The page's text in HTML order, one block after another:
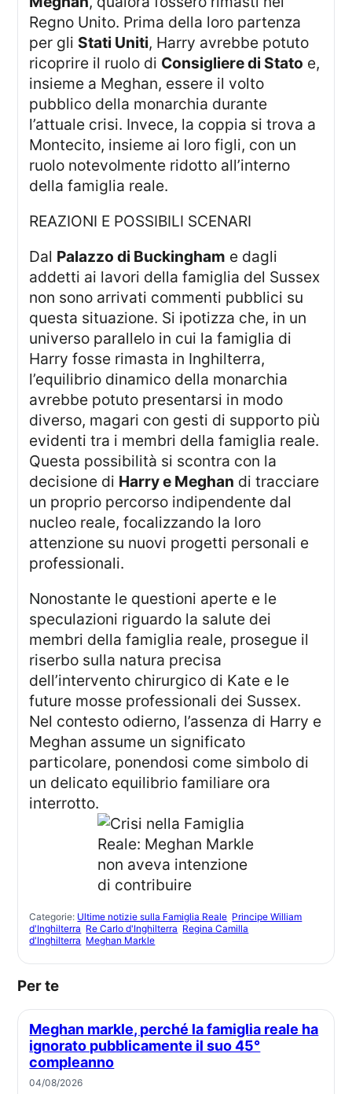
Regno Unito. Prima della loro partenza
per gli Stati Uniti, Harry avrebbe potuto
ricoprire il ruolo di Consigliere di Stato e,
insieme a Meghan, essere il volto
pubblico della monarchia durante
l’attuale crisi. Invece, la coppia si trova a
Montecito, insieme ai loro figli, con un
ruolo notevolmente ridotto all’interno
della famiglia reale.
REAZIONI E POSSIBILI SCENARI
Dal Palazzo di Buckingham e dagli
addetti ai lavori della famiglia del Sussex
non sono arrivati commenti pubblici su
questa situazione. Si ipotizza che, in un
universo parallelo in cui la famiglia di
Harry fosse rimasta in Inghilterra,
l’equilibrio dinamico della monarchia
avrebbe potuto presentarsi in modo
diverso, magari con gesti di supporto più
evidenti tra i membri della famiglia reale.
Questa possibilità si scontra con la
decisione di Harry e Meghan di tracciare
un proprio percorso indipendente dal
nucleo reale, focalizzando la loro
attenzione su nuovi progetti personali e
professionali.
Nonostante le questioni aperte e le
speculazioni riguardo la salute dei
membri della famiglia reale, prosegue il
riserbo sulla natura precisa
dell’intervento chirurgico di Kate e le
future mosse professionali dei Sussex.
Nel contesto odierno, l’assenza di Harry e
Meghan assume un significato
particolare, ponendosi come simbolo di
un delicato equilibrio familiare ora
interrotto.
Categorie: Ultime notizie sulla Famiglia Reale Principe William
d'Inghilterra Re Carlo d'Inghilterra Regina Camilla
d'Inghilterra Meghan Markle
Per te
Meghan markle, perché la famiglia reale ha
ignorato pubblicamente il suo 45°
compleanno
04/08/2026